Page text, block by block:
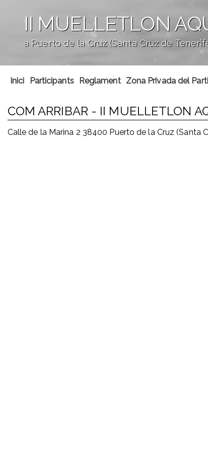
II MUELLETLON
a Puerto de la Cruz (Santa Cruz de
Inici Participants Reglament Zona Privada del
COM ARRIBAR - II MUELLETLON
Calle de la Marina 2 38400 Puerto de la Cruz (Santa